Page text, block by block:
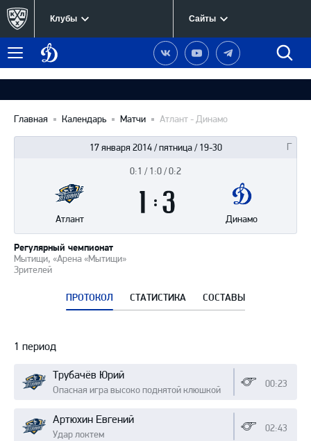
Клубы Сайты
Меню
Динамо
Москва
Наша
группа
Вконтакте
Наш
канал
YouTube
Наш
канал
Telegram
Главная Календарь Матчи Атлант - Динамо
17 января 2014 / пятница / 19-30
Мытищи, «Арена «Мытищи»
Зрителей
Регулярный чемпионат
матча
0:1 / 1:0 / 0:2
Атлант Динамо
ПРОТОКОЛ СТАТИСТИКА СОСТАВЫ
Протокол
1 период
Трубачёв Юрий
Опасная игра высоко поднятой клюшкой
00:23
Артюхин Евгений
Удар локтем
02:43